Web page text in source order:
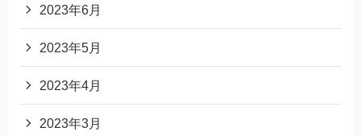
2023年6月
2023年5月
2023年4月
2023年3月